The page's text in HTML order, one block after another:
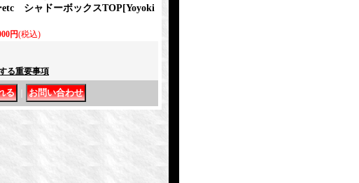
etc シャドーボックスTOP[Yoyoki
円(税込)
る重要事項